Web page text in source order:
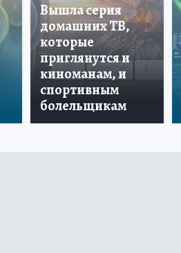
Вышла серия
домашних ТВ,
которые
приглянутся и
киноманам, и
спортивным
болельщикам